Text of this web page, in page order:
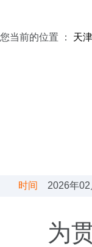
您当前的位置 ： 天
时间 2026年
为